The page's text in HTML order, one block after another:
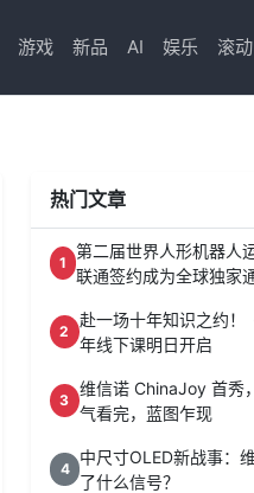
游戏 新品 AI 娱乐 滚动
热门文章
1
第二届世界人形机器人
联通签约成为全球独家
2
赴一场十年知识之约！
年线下课明日开启
3
维信诺 ChinaJoy 首秀
气看完，蓝图乍现
4
中尺寸OLED新战事：
了什么信号？